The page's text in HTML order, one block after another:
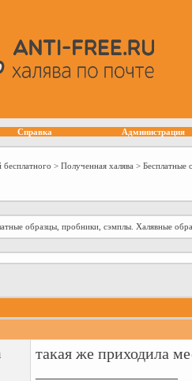
Справка Администрация
> Полученная халява > Бесплатные
образцы, пробники, сэмплы. Халявные
такая же приходила